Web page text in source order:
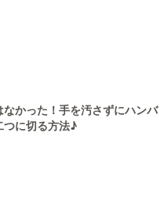
なかった！手を汚さずにハンバ
つに切る方法♪